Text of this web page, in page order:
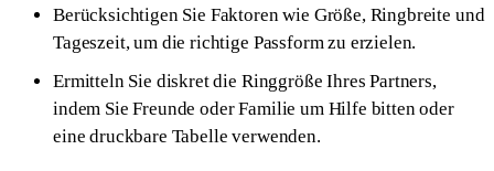
Berücksichtigen Sie Faktoren wie Größe, Ringbreite und
Tageszeit, um die richtige Passform zu erzielen.
Ermitteln Sie diskret die Ringgröße Ihres Partners,
indem Sie Freunde oder Familie um Hilfe bitten oder
eine druckbare Tabelle verwenden.